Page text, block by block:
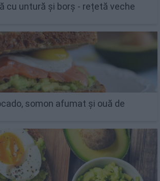
cu untură și borș - rețetă veche
somon afumat și ouă de